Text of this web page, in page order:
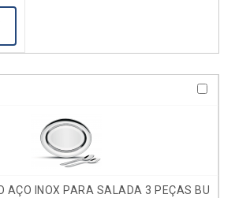
AÇO INOX PARA SALADA 3 PEÇAS BU